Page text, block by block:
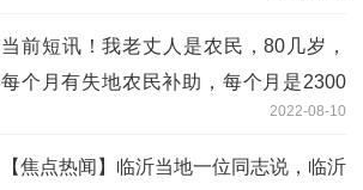
当前短讯！我老丈人是农民，80几岁，
每个月有失地农民补助，每个月是2300
2022-08-10
【焦点热闻】临沂当地一位同志说，临沂